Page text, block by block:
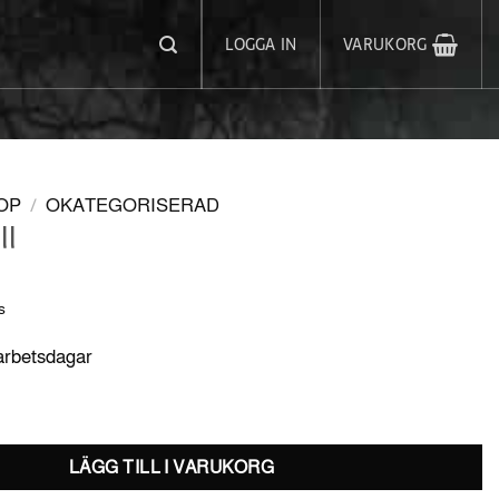
LOGGA IN VARUKORG
/ OKATEGORISERAD
LÄGG TILL I VARUKORG